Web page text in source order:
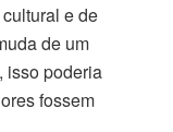
e de
de um
isso poderia
fossem